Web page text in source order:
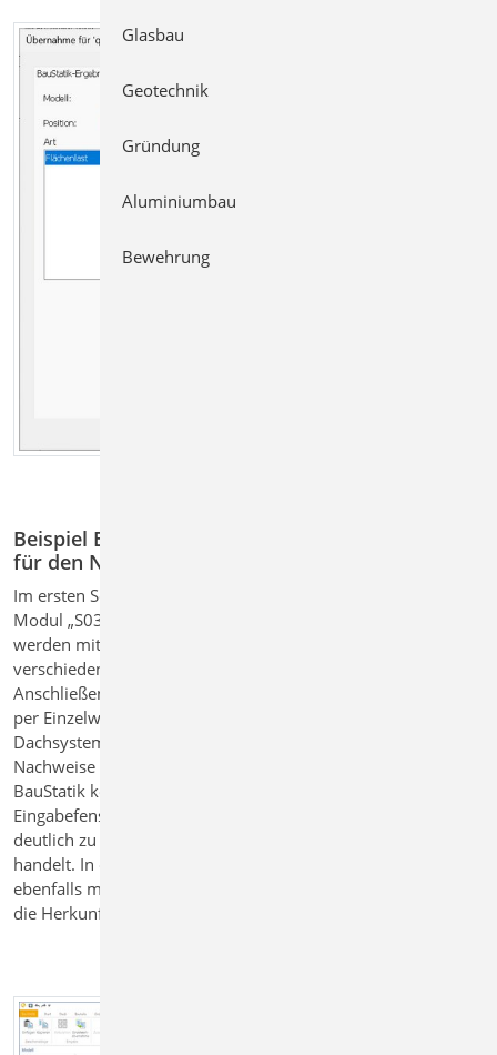
Beispiel Einzelwertübernahme von Dachlasten
für den Nachweis der Sparren
Im ersten Schritt werden die alle Einwirkungen zentral im
Modul „S030.de Einwirkungen und Lasten“ definiert. Dabei
werden mithilfe einer Lastzusammenstellung, die
verschiedene Einwirkungen aus Standardlasten kombiniert.
Anschließend werden die resultierenden Flächenlasten gezielt
per Einzelwertübernahme an das Modul „S100.de Holz-
Dachsystem“ übergeben und stehen für die statischen
Nachweise der Holz Sparren als Einwirkungen bereit. Die
BauStatik kennzeichnet übernommene Werte im
Eingabefenster durch eine Darstellung in Klammern, um
deutlich zu machen, dass es sich um eine Lastweiterleitung
handelt. In der Ausgabe werden die Einzelwertübernahmen
ebenfalls mit einem Bezug zur Quelle dokumentiert. So bleibt
die Herkunft der Werte jederzeit nachvollziehbar.
Glasbau
Geotechnik
Gründung
Aluminiumbau
Bewehrung